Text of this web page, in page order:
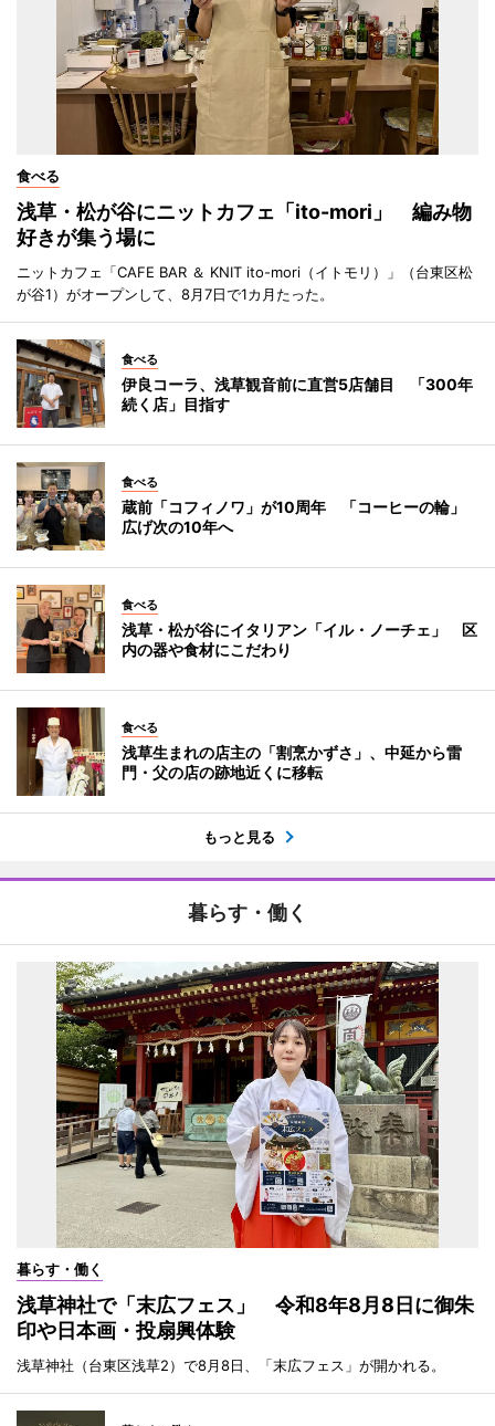
食べる
浅草・松が谷にニットカフェ「ito-mori」 編み物
好きが集う場に
ニットカフェ「CAFE BAR ＆ KNIT ito-mori（イトモリ）」（台東区松
が谷1）がオープンして、8月7日で1カ月たった。
食べる
伊良コーラ、浅草観音前に直営5店舗目 「300年
続く店」目指す
食べる
蔵前「コフィノワ」が10周年 「コーヒーの輪」
広げ次の10年へ
食べる
浅草・松が谷にイタリアン「イル・ノーチェ」 区
内の器や食材にこだわり
食べる
浅草生まれの店主の「割烹かずさ」、中延から雷
門・父の店の跡地近くに移転
もっと見る
暮らす・働く
暮らす・働く
浅草神社で「末広フェス」 令和8年8月8日に御朱
印や日本画・投扇興体験
浅草神社（台東区浅草2）で8月8日、「末広フェス」が開かれる。